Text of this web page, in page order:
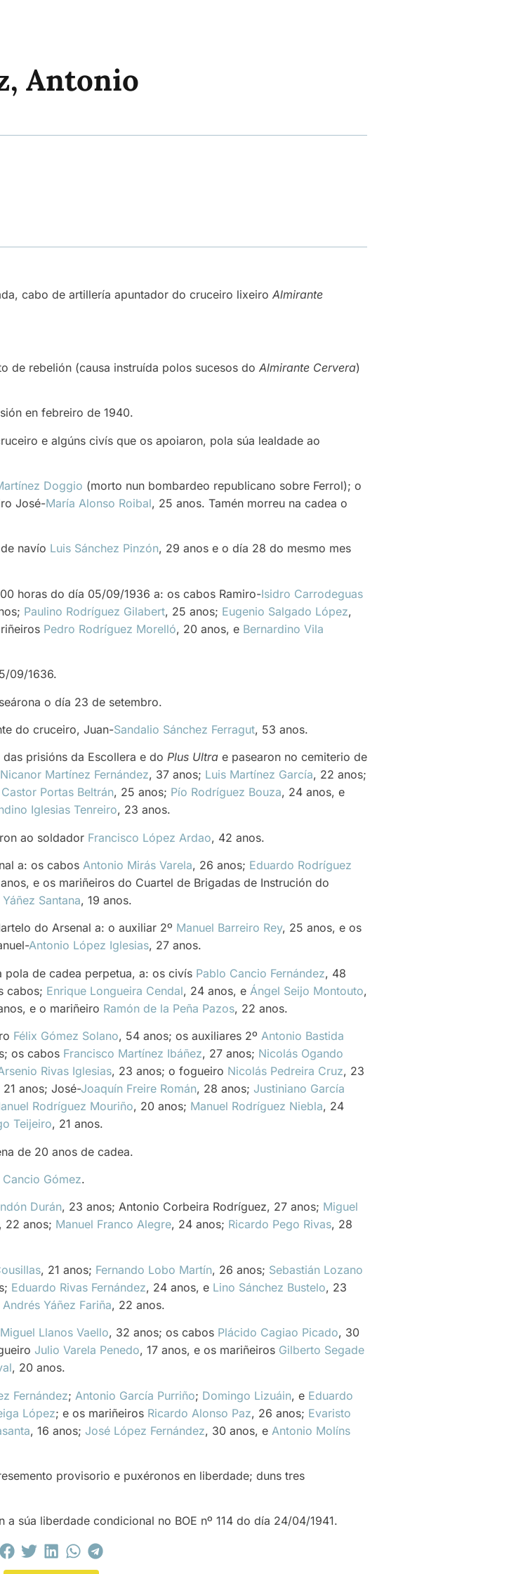
Antonio
cabo de artillería apuntador do cruceiro lixeiro Almirante
de rebelión (causa instruída polos sucesos do Almirante Cervera)
en febreiro de 1940.
e algúns civís que os apoiaron, pola súa lealdade ao
Doggio (morto nun bombardeo republicano sobre Ferrol); o
José-María Alonso Roibal, 25 anos. Tamén morreu na cadea o
navío Luis Sánchez Pinzón, 29 anos e o día 28 do mesmo mes
horas do día 05/09/1936 a: os cabos Ramiro-Isidro Carrodeguas
Paulino Rodríguez Gilabert, 25 anos; Eugenio Salgado López,
Pedro Rodríguez Morelló, 20 anos, e Bernardino Vila
09/1636.
o día 23 de setembro.
do cruceiro, Juan-Sandalio Sánchez Ferragut, 53 anos.
prisións da Escollera e do Plus Ultra e pasearon no cemiterio de
Nicanor Martínez Fernández, 37 anos; Luis Martínez García, 22 anos;
Castor Portas Beltrán, 25 anos; Pío Rodríguez Bouza, 24 anos, e
Iglesias Tenreiro, 23 anos.
ao soldador Francisco López Ardao, 42 anos.
a: os cabos Antonio Mirás Varela, 26 anos; Eduardo Rodríguez
e os mariñeiros do Cuartel de Brigadas de Instrución do
Santana, 19 anos.
do Arsenal a: o auxiliar 2º Manuel Barreiro Rey, 25 anos, e os
Antonio López Iglesias, 27 anos.
pola de cadea perpetua, a: os civís Pablo Cancio Fernández, 48
cabos; Enrique Longueira Cendal, 24 anos, e Ángel Seijo Montouto,
e o mariñeiro Ramón de la Peña Pazos, 22 anos.
Félix Gómez Solano, 54 anos; os auxiliares 2º Antonio Bastida
os cabos Francisco Martínez Ibáñez, 27 anos; Nicolás Ogando
Rivas Iglesias, 23 anos; o fogueiro Nicolás Pedreira Cruz, 23
21 anos; José-Joaquín Freire Román, 28 anos; Justiniano García
Rodríguez Mouriño, 20 anos; Manuel Rodríguez Niebla, 24
Teijeiro, 21 anos.
de 20 anos de cadea.
Cancio Gómez.
Durán, 23 anos; Antonio Corbeira Rodríguez, 27 anos; Miguel
, 22 anos; Manuel Franco Alegre, 24 anos; Ricardo Pego Rivas, 28
, 21 anos; Fernando Lobo Martín, 26 anos; Sebastián Lozano
Eduardo Rivas Fernández, 24 anos, e Lino Sánchez Bustelo, 23
Andrés Yáñez Fariña, 22 anos.
Miguel Llanos Vaello, 32 anos; os cabos Plácido Cagiao Picado, 30
Julio Varela Penedo, 17 anos, e os mariñeiros Gilberto Segade
, 20 anos.
Fernández; Antonio García Purriño; Domingo Lizuáin, e Eduardo
López; e os mariñeiros Ricardo Alonso Paz, 26 anos; Evaristo
, 16 anos; José López Fernández, 30 anos, e Antonio Molíns
provisorio e puxéronos en liberdade; duns tres
súa liberdade condicional no BOE nº 114 do día 24/04/1941.